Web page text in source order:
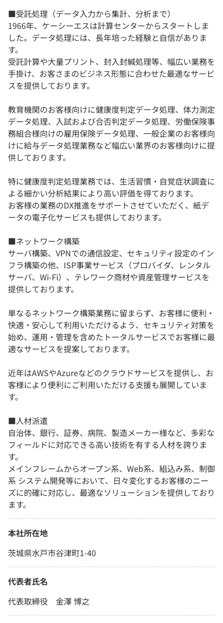
■受託処理（データ入力から集計、分析まで）
1966年、ケーシーエスは計算センターからスタートしま
した。データ処理には、長年培った経験と自信がありま
す。
受託計算や大量プリント、封入封緘処理等、幅広い業務を
手掛け、お客さまのビジネス形態に合わせた最適なサービ
スを提供しております。
教育機関のお客様向けに健康度判定データ処理、体力測定
データ処理、入試および合否判定データ処理、労働保険事
務組合様向けの雇用保険データ処理、一般企業のお客様向
けに給与データ処理業務など幅広い業界のお客様向けに提
供しております。
特に健康度判定処理業務では、生活習慣・自覚症状調査に
よる細かい分析結果により高い評価を得ております。
お客様の業務のDX推進をサポートさせていただく、紙デ
ータの電子化サービスも提供しております。
■ネットワーク構築
サーバ構築、VPNでの通信設定、セキュリティ設定のイン
フラ構築の他、ISP事業サービス（プロバイダ、レンタル
サーバ、Wi-Fi）、テレワーク商材や資産管理サービスを
提供しております。
単なるネットワーク構築業務に留まらず、お客様に便利・
快適・安心して利用いただけるよう、セキュリティ対策を
始め、運用・管理を含めたトータルサービスでお客様に最
適なサービスを提案しております。
近年はAWSやAzureなどのクラウドサービスを提供し、お
客様により便利にご利用いただける支援も展開していま
す。
■人材派遣
自治体、銀行、証券、病院、製造メーカー様など、多彩な
フィールドに対応できる高い技術を有する人材を誇りま
す。
メインフレームからオープン系、Web系、組込み系、制御
系 システム開発等において、日々変化するお客様のニー
ズに的確に対応し、最適なソリューションを提供しており
ます。
本社所在地
茨城県水戸市谷津町1-40
代表者氏名
代表取締役 金澤 博之